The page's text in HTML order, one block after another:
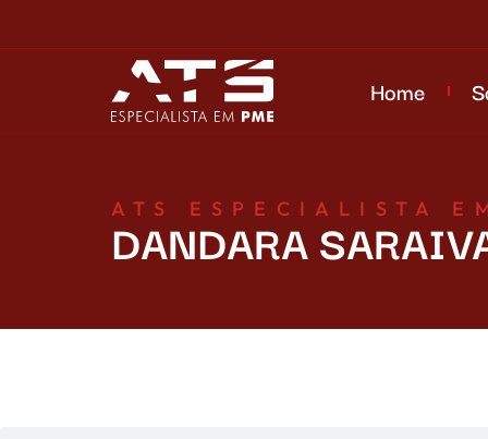
Home
ATS ESPECIALISTA
DANDARA